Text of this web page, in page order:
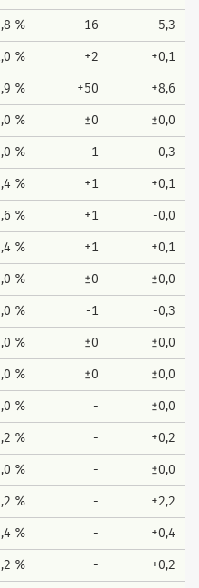
% -16 -5,3
% +2 +0,1
% +50 +8,6
% ±0 ±0,0
% -1 -0,3
% +1 +0,1
% +1 -0,0
% +1 +0,1
% ±0 ±0,0
% -1 -0,3
% ±0 ±0,0
% ±0 ±0,0
% - ±0,0
% - +0,2
% - ±0,0
% - +2,2
% - +0,4
% - +0,2